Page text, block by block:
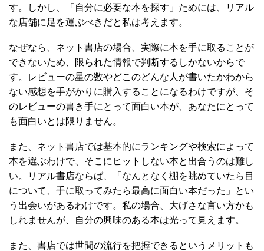
す。しかし、「自分に必要な本を探す」ためには、リアル
な店舗に足を運ぶべきだと私は考えます。
なぜなら、ネット書店の場合、実際に本を手に取ることが
できないため、限られた情報で判断するしかないからで
す。レビューの星の数やどこのどんな人が書いたかわから
ない感想を手がかりに購入することになるわけですが、そ
のレビューの書き手にとって面白い本が、あなたにとって
も面白いとは限りません。
また、ネット書店では基本的にランキングや検索によって
本を選ぶわけで、そこにヒットしない本と出合うのは難し
い。リアル書店ならば、「なんとなく棚を眺めていたら目
について、手に取ってみたら最高に面白い本だった」とい
う出会いがあるわけです。私の場合、大げさな言い方かも
しれませんが、自分の興味のある本は光って見えます。
また、書店では世間の流行を把握できるというメリットも